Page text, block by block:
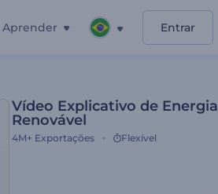
Aprender Entrar
Vídeo Explicativo de Energia
Renovável
4M+ Exportações Flexível